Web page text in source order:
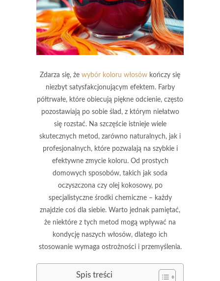
Zdarza się, że wybór koloru włosów kończy się
niezbyt satysfakcjonującym efektem. Farby
półtrwałe, które obiecują piękne odcienie, często
pozostawiają po sobie ślad, z którym niełatwo
się rozstać. Na szczęście istnieje wiele
skutecznych metod, zarówno naturalnych, jak i
profesjonalnych, które pozwalają na szybkie i
efektywne zmycie koloru. Od prostych
domowych sposobów, takich jak soda
oczyszczona czy olej kokosowy, po
specjalistyczne środki chemiczne – każdy
znajdzie coś dla siebie. Warto jednak pamiętać,
że niektóre z tych metod mogą wpływać na
kondycję naszych włosów, dlatego ich
stosowanie wymaga ostrożności i przemyślenia.
Spis treści